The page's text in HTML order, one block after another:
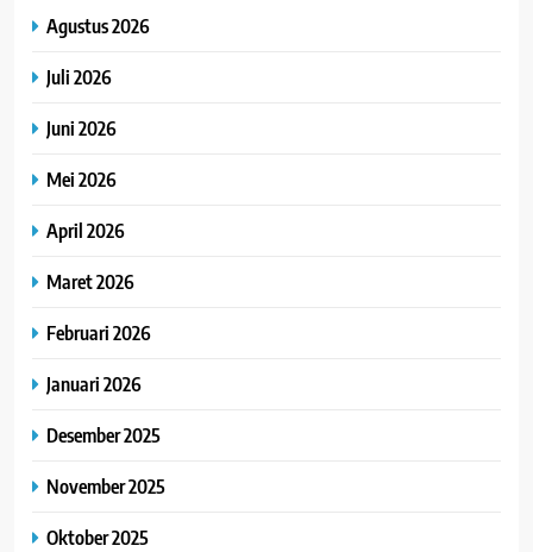
Agustus 2026
Juli 2026
Juni 2026
Mei 2026
April 2026
Maret 2026
Februari 2026
Januari 2026
Desember 2025
November 2025
Oktober 2025